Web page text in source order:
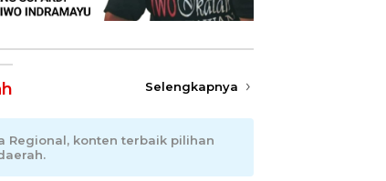
Selengkapnya
Regional, konten terbaik pilihan